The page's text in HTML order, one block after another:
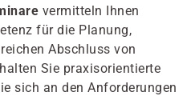
vermitteln Ihnen
für die Planung,
Abschluss von
Sie praxisorientierte
sich an den Anforderungen